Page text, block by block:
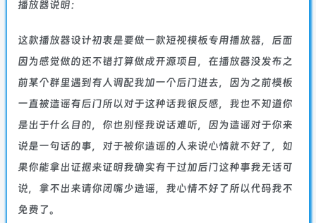
播放器说明：
这款播放器设计初衷是要做一款短视模板专用播放器，后面
因为感觉做的还不错打算做成开源项目，在播放器没发布之
前某个群里遇到有人调配我加一个后门进去，因为之前模板
一直被造谣有后门所以对于这种话我很反感，我也不知道你
是出于什么目的，你也别怪我说话难听，因为造谣对于你来
说是一句话的事，对于被你造谣的人来说心情就不好了，如
果你能拿出证据来证明我确实有干过加后门这种事我无话可
说，拿不出来请你闭嘴少造谣，我心情不好了所以代码我不
免费了。